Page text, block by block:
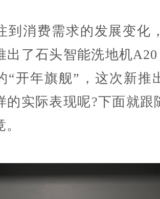
消费需求的发展变化
出了石头智能洗地机
“开年旗舰”，这次新推
的实际表现呢?下面就跟